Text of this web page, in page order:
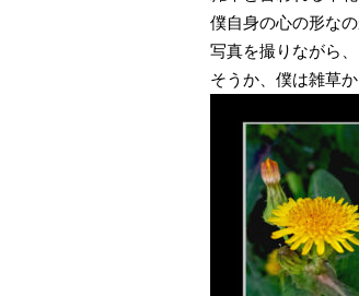
僕自身の心の形な
写真を撮りながら
そうか、僕は雑草